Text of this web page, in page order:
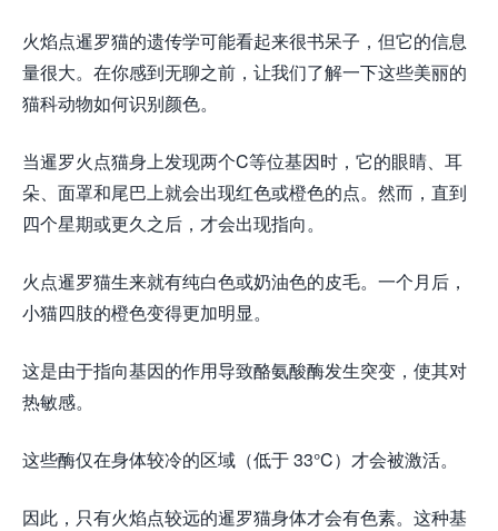
火焰点暹罗猫的遗传学可能看起来很书呆子，但它的信息
量很大。在你感到无聊之前，让我们了解一下这些美丽的
猫科动物如何识别颜色。
当暹罗火点猫身上发现两个C等位基因时，它的眼睛、耳
朵、面罩和尾巴上就会出现红色或橙色的点。然而，直到
四个星期或更久之后，才会出现指向。
火点暹罗猫生来就有纯白色或奶油色的皮毛。一个月后，
小猫四肢的橙色变得更加明显。
这是由于指向基因的作用导致酪氨酸酶发生突变，使其对
热敏感。
这些酶仅在身体较冷的区域（低于 33°C）才会被激活。
因此，只有火焰点较远的暹罗猫身体才会有色素。这种基